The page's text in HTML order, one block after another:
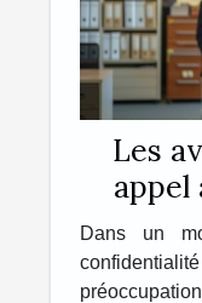
Les
appel
pour
Dans un